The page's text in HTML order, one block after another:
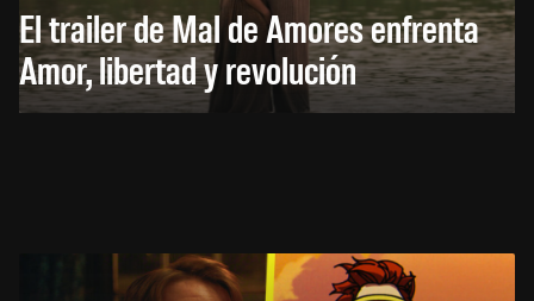
El trailer de Mal de Amores enfrenta
Amor, libertad y revolución